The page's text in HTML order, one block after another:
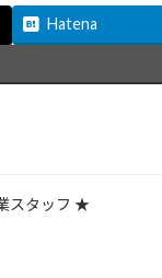
Hatena
スタッフ ★